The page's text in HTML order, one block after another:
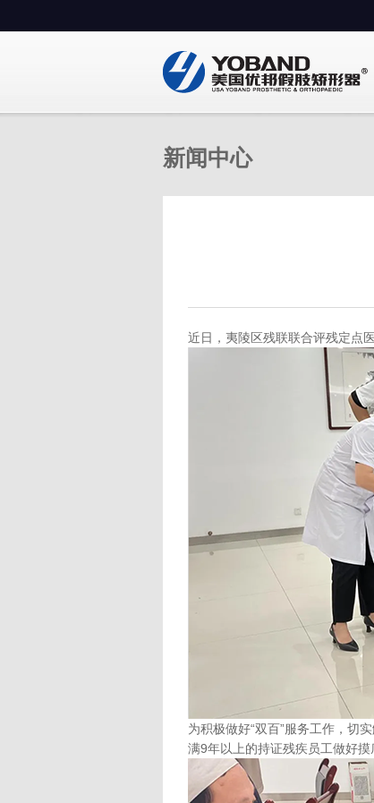
新闻中心
近日，夷陵区残联联合评残定点
为积极做好“双百”服务工作，切
满9年以上的持证残疾员工做好